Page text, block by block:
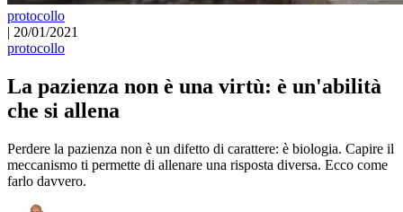
protocollo
| 20/01/2021
protocollo
La pazienza non è una virtù: è un'abilità
che si allena
Perdere la pazienza non è un difetto di carattere: è biologia. Capire il
meccanismo ti permette di allenare una risposta diversa. Ecco come
farlo davvero.